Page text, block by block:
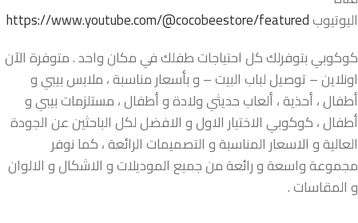
اليوتيوبhttps://www.youtube.com/@cocobeestore/featured
كوكوبي بتوفرلك كل احتياجات طفلك في مكان واحد . متوفرة الآن
اونلاين – توصيل لباب البيت – و بأسعار مناسبة ، ملابس بيبي و
أطفال ، أحذية ، ألعاب حديثي ولادة و أطفال ، مستلزمات بيبي و
أطفال ، كوكوبي الاختيار الاول و الافضل لكل الباحثين عن الجودة
العالية و الاسعار المناسبة و التصميمات الرائعة ، كما نوفر
مجموعة واسعة و رائعة من جميع الموديلات و الاشكال و الالوان
و المقاسات .